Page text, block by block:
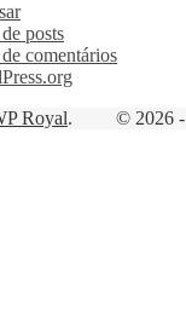
posts
comentários
© 2026
Royal.